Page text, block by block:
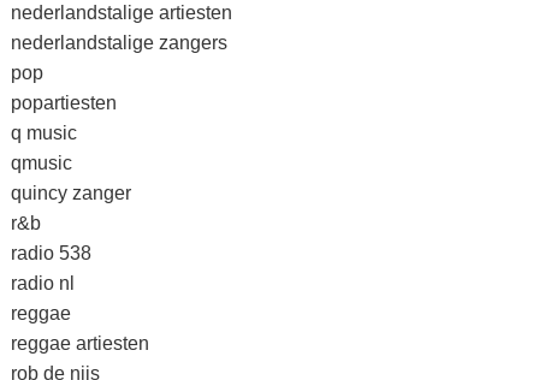
nederlandstalige artiesten
nederlandstalige zangers
pop
popartiesten
q music
qmusic
quincy zanger
r&b
radio 538
radio nl
reggae
reggae artiesten
rob de nijs